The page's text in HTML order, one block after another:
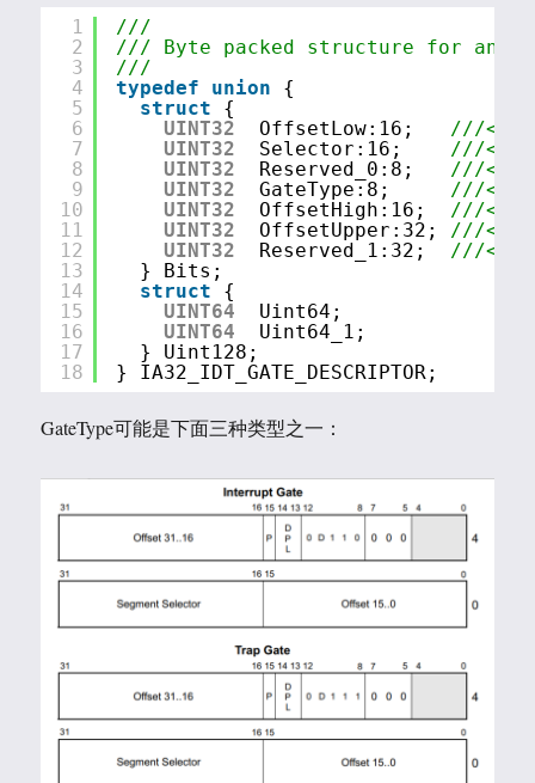
1
2
3
4
5
6
7
8
9
10
11
12
13
14
15
16
17
18
///
/// Byte packed structure for an
///
typedef
union
{
struct
{
UINT32
OffsetLow:16; ///<
UINT32
Selector:16; ///<
UINT32
Reserved_0:8; ///<
UINT32
GateType:8; ///<
UINT32
OffsetHigh:16; ///<
UINT32
OffsetUpper:32; ///<
UINT32
Reserved_1:32; ///<
} Bits;
struct
{
UINT64
Uint64;
UINT64
Uint64_1;
} Uint128;
} IA32_IDT_GATE_DESCRIPTOR;
GateType可能是下面三种类型之一：